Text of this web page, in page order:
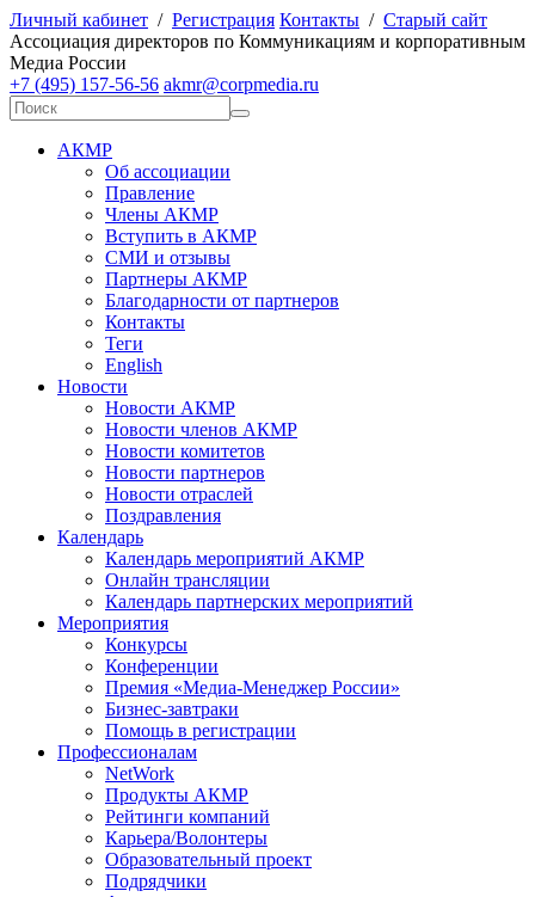
Личный кабинет / Регистрация Контакты / Старый сайт
Ассоциация директоров по Коммуникациям и корпоративным
Медиа России
+7 (495) 157-56-56 akmr@corpmedia.ru
АКМР
Об ассоциации
Правление
Члены АКМР
Вступить в АКМР
СМИ и отзывы
Партнеры АКМР
Благодарности от партнеров
Контакты
Теги
English
Новости
Новости АКМР
Новости членов АКМР
Новости комитетов
Новости партнеров
Новости отраслей
Поздравления
Календарь
Календарь мероприятий АКМР
Онлайн трансляции
Календарь партнерских мероприятий
Мероприятия
Конкурсы
Конференции
Премия «Медиа-Менеджер России»
Бизнес-завтраки
Помощь в регистрации
Профессионалам
NetWork
Продукты АКМР
Рейтинги компаний
Карьера/Волонтеры
Образовательный проект
Подрядчики